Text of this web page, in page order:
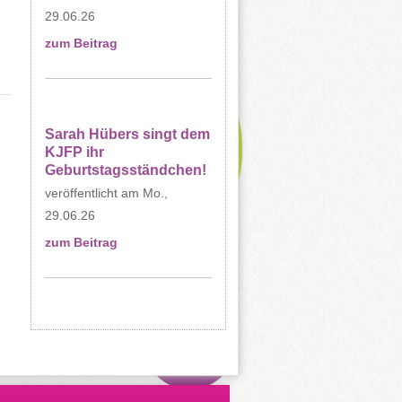
29.06.26
zum Beitrag
Sarah Hübers singt dem
KJFP ihr
Geburtstagsständchen!
Mo.,
29.06.26
zum Beitrag